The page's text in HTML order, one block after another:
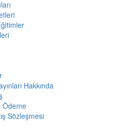
Hakkında
Ödeme
Sözleşmesi